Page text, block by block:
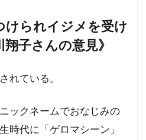
けられイジメを受け
子さんの意見》
れている。
ックネームでおなじみの
時代に「ゲロマシーン」